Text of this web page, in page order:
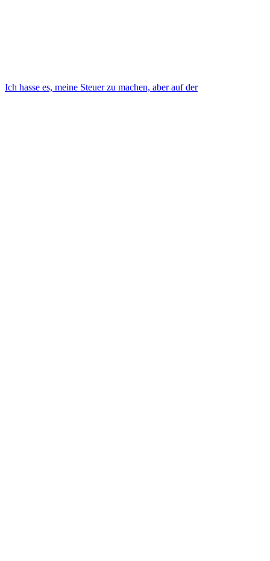
Ich hasse es, meine Steuer zu machen, aber auf der